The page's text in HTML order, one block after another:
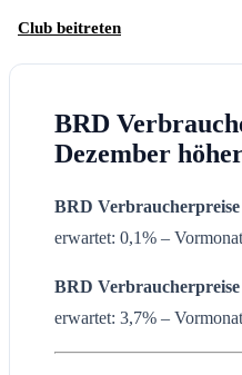
Club beitreten
BRD
Dezember
BRD
erwartet: 0,1% –
BRD Verbraucherpreise
erwartet: 3,7% –